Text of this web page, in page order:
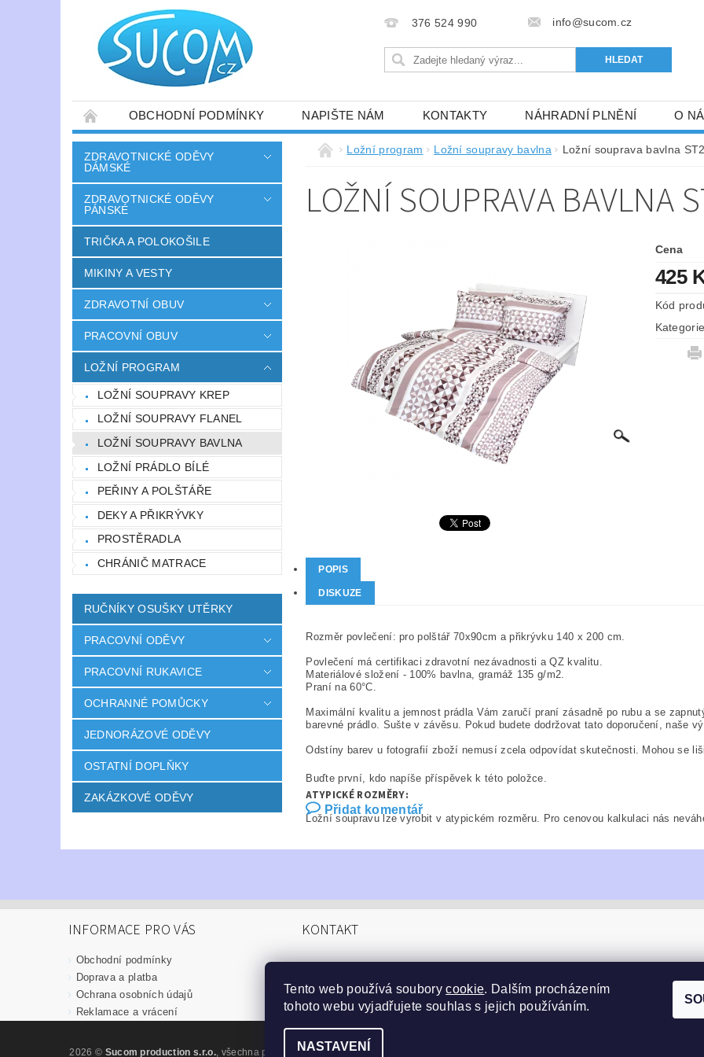
376 524 990 info@sucom.cz
OBCHODNÍ PODMÍNKY NAPIŠTE NÁM KONTAKTY NÁHRADNÍ PLNĚNÍ O
ZDRAVOTNICKÉ ODĚVY
DÁMSKÉ
ZDRAVOTNICKÉ ODĚVY
PÁNSKÉ
TRIČKA A POLOKOŠILE
MIKINY A VESTY
ZDRAVOTNÍ OBUV
PRACOVNÍ OBUV
LOŽNÍ PROGRAM
LOŽNÍ SOUPRAVY KREP
LOŽNÍ SOUPRAVY FLANEL
LOŽNÍ SOUPRAVY BAVLNA
LOŽNÍ PRÁDLO BÍLÉ
PEŘINY A POLŠTÁŘE
DEKY A PŘIKRÝVKY
PROSTĚRADLA
CHRÁNIČ MATRACE
RUČNÍKY OSUŠKY UTĚRKY
PRACOVNÍ ODĚVY
PRACOVNÍ RUKAVICE
OCHRANNÉ POMŮCKY
JEDNORÁZOVÉ ODĚVY
OSTATNÍ DOPLŇKY
ZAKÁZKOVÉ ODĚVY
Ložní program Ložní soupravy bavlna Ložní souprava bavlna
LOŽNÍ SOUPRAVA BAVLNA
Cena
425
Kód
Kategorie
POPIS
DISKUZE
Rozměr povlečení: pro polštář 70x90cm a přikrývku 140 x 200 cm.
Povlečení má certifikaci zdravotní nezávadnosti a QZ kvalitu.
Materiálové složení - 100% bavlna, gramáž 135 g/m2.
Praní na 60°C.
Maximální kvalitu a jemnost prádla Vám zaručí praní zásadně po rubu a se
barevné prádlo. Sušte v závěsu. Pokud budete dodržovat tato doporučení, naše
Odstíny barev u fotografií zboží nemusí zcela odpovídat skutečnosti. Mohou se
ATYPICKÉ ROZMĚRY:
Ložní soupravu lze vyrobit v atypickém rozměru. Pro cenovou kalkulaci nás
Buďte první, kdo napíše příspěvek k této položce.
Přidat komentář
INFORMACE PRO VÁS
Obchodní podmínky
Doprava a platba
Ochrana osobních údajů
Reklamace a vrácení
KONTAKT
376 524 990
2026 © Sucom production s.r.o., všechna práva vyhrazena
Tento web používá souborycookie. Dalším procházením
tohoto webu vyjadřujete souhlas s jejich používáním.
NASTAVENÍ